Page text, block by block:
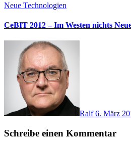
Neue Technologien
CeBIT 2012 – Im Westen nichts
Ralf6. März
Schreibe einen Kommentar